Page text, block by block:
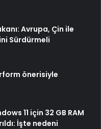
Avrupa, Çin ile
Sürdürmeli
önerisiyle
11 için 32 GB RAM
İşte nedeni